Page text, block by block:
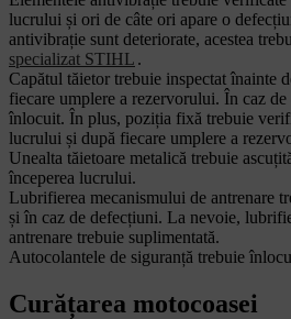
lucrului și ori de câte ori apare o
antivibrație sunt deteriorate, acestea
specializat STIHL .
Capătul tăietor trebuie inspectat înainte
fiecare umplere a rezervorului. În caz de
înlocuit. În plus, poziția fixă trebuie
lucrului și după fiecare umplere a
Unealta tăietoare metalică trebuie
începerea lucrului.
Lubrifierea mecanismului de antrenare
și în caz de defecțiuni. La nevoie,
antrenare trebuie suplimentată.
Autocolantele de siguranță trebuie
Curățarea motocoasei